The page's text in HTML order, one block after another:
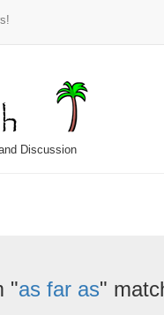
Discussion
"as far as"